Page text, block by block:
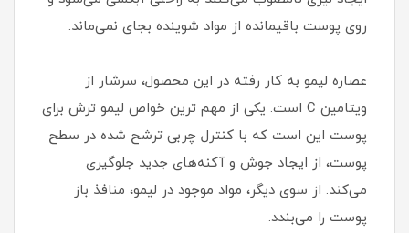
روی پوست باقیمانده از مواد شوینده بجای نمی‌ماند.
عصاره لیمو به کار رفته در این محصول، سرشار از
ویتامین C است. یکی از مهم ترین خواص لیمو ترش برای
پوست این است که با کنترل چربی ترشح شده در سطح
پوست، از ایجاد جوش و آکنه‌های جدید جلوگیری
می‌کند. از سوی دیگر، مواد موجود در لیمو، منافذ باز
پوست را می‌بندد.